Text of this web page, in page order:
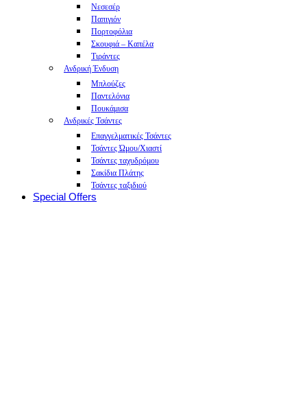
Νεσεσέρ
Παπιγιόν
Πορτοφόλια
Σκουφιά – Καπέλα
Τιράντες
Ανδρική Ένδυση
Μπλούζες
Παντελόνια
Πουκάμισα
Ανδρικές Τσάντες
Επαγγελματικές Τσάντες
Τσάντες Ώμου/Χιαστί
Τσάντες ταχυδρόμου
Σακίδια Πλάτης
Τσάντες ταξιδιού
Special Offers